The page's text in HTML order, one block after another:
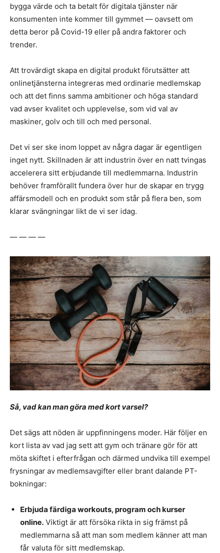
bygga värde och ta betalt för digitala tjänster när
konsumenten inte kommer till gymmet — oavsett om
detta beror på Covid-19 eller på andra faktorer och
trender.
Att trovärdigt skapa en digital produkt förutsätter att
onlinetjänsterna integreras med ordinarie medlemskap
och att det finns samma ambitioner och höga standard
vad avser kvalitet och upplevelse, som vid val av
maskiner, golv och till och med personal.
Det vi ser ske inom loppet av några dagar är egentligen
inget nytt. Skillnaden är att industrin över en natt tvingas
accelerera sitt erbjudande till medlemmarna. Industrin
behöver framförallt fundera över hur de skapar en trygg
affärsmodell och en produkt som står på flera ben, som
klarar svängningar likt de vi ser idag.
— — — —
Så, vad kan man göra med kort varsel?
Det sägs att nöden är uppfinningens moder. Här följer en
kort lista av vad jag sett att gym och tränare gör för att
möta skiftet i efterfrågan och därmed undvika till exempel
frysningar av medlemsavgifter eller brant dalande PT-
bokningar:
Erbjuda färdiga workouts, program och kurser
online. Viktigt är att försöka rikta in sig främst på
medlemmarna så att man som medlem känner att man
får valuta för sitt medlemskap.